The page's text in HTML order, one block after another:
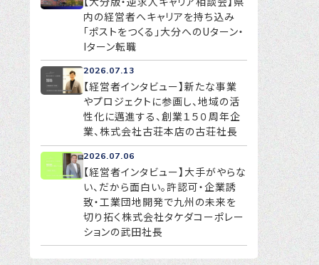
内の経営者へキャリアを持ち込み
「ポストをつくる」大分へのUターン・
Iターン転職
2026.07.13
【経営者インタビュー】新たな事業
やプロジェクトに参画し、地域の活
性化に邁進する、創業１５０周年企
業、株式会社古荘本店の古荘社長
2026.07.06
【経営者インタビュー】大手がやらな
い、だから面白い。許認可・企業誘
致・工業団地開発で九州の未来を
切り拓く株式会社タケダコーポレー
ションの武田社長